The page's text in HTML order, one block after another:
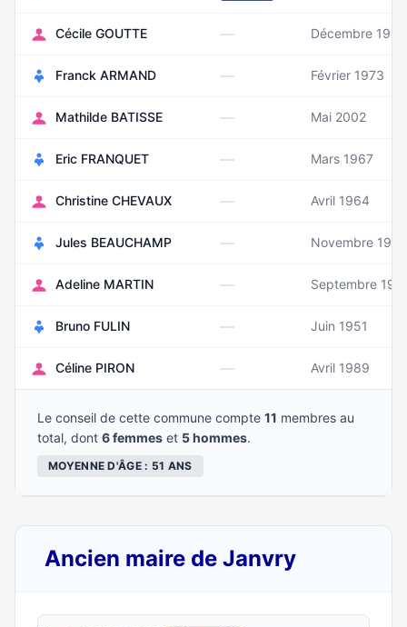
Cécile GOUTTE — Décembre 1985
Franck ARMAND — Février 1973
Mathilde BATISSE — Mai 2002
Eric FRANQUET — Mars 1967
Christine CHEVAUX — Avril 1964
Jules BEAUCHAMP — Novembre 1988
Adeline MARTIN — Septembre
Bruno FULIN — Juin 1951
Céline PIRON — Avril 1989
Le conseil de cette commune compte 11 membres au
total, dont 6 femmes et 5 hommes.
MOYENNE D'ÂGE : 51 ANS
Ancien maire de Janvry